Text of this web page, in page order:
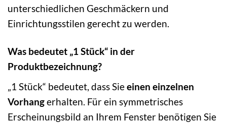
unterschiedlichen Geschmäckern und
Einrichtungsstilen gerecht zu werden.
Was bedeutet „1 Stück“ in der
Produktbezeichnung?
„1 Stück“ bedeutet, dass Sieeinen einzelnen
Vorhangerhalten. Für ein symmetrisches
Erscheinungsbild an Ihrem Fenster benötigen Sie